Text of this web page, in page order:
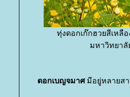
ทุ่งดอกเก๊กฮวยสีเหลื
มหาวิทยาลั
ดอกเบญจมาศมีอยู่หลายส